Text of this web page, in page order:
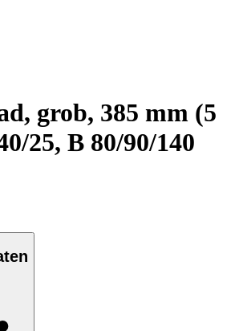
grob, 385 mm (5
25, B 80/90/140